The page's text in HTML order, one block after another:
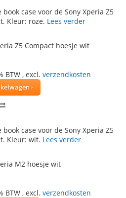
TE
book case voor de Sony Xperia Z5
Kleur: roze. Lees verder
Z5 Compact hoesje wit
BTW , excl. verzendkosten
TE
book case voor de Sony Xperia Z5
Kleur: wit. Lees verder
M2 hoesje wit
BTW , excl. verzendkosten